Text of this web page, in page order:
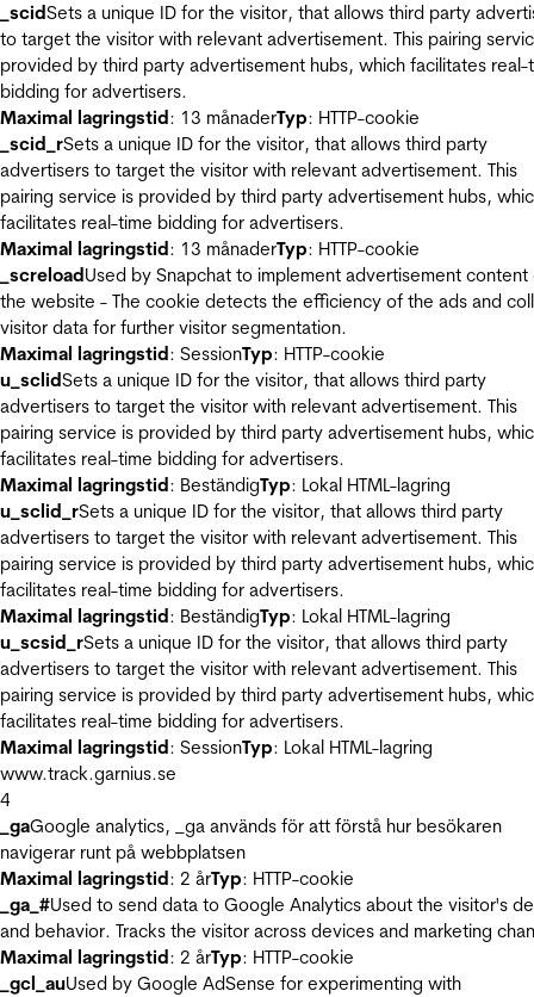
_scidSets a unique ID for the visitor, that allows third party
to target the visitor with relevant advertisement. This pairing
provided by third party advertisement hubs, which facilitates real-
bidding for advertisers.
Maximal lagringstid: 13 månaderTyp: HTTP-cookie
_scid_rSets a unique ID for the visitor, that allows third party
advertisers to target the visitor with relevant advertisement. This
pairing service is provided by third party advertisement hubs,
facilitates real-time bidding for advertisers.
Maximal lagringstid: 13 månaderTyp: HTTP-cookie
_screloadUsed by Snapchat to implement advertisement content
the website - The cookie detects the efficiency of the ads and
visitor data for further visitor segmentation.
Maximal lagringstid: SessionTyp: HTTP-cookie
u_sclidSets a unique ID for the visitor, that allows third party
advertisers to target the visitor with relevant advertisement. This
pairing service is provided by third party advertisement hubs,
facilitates real-time bidding for advertisers.
Maximal lagringstid: BeständigTyp: Lokal HTML-lagring
u_sclid_rSets a unique ID for the visitor, that allows third party
advertisers to target the visitor with relevant advertisement. This
pairing service is provided by third party advertisement hubs,
facilitates real-time bidding for advertisers.
Maximal lagringstid: BeständigTyp: Lokal HTML-lagring
u_scsid_rSets a unique ID for the visitor, that allows third party
advertisers to target the visitor with relevant advertisement. This
pairing service is provided by third party advertisement hubs,
facilitates real-time bidding for advertisers.
Maximal lagringstid: SessionTyp: Lokal HTML-lagring
www.track.garnius.se
4
_gaGoogle analytics, _ga används för att förstå hur besökaren
navigerar runt på webbplatsen
Maximal lagringstid: 2 årTyp: HTTP-cookie
_ga_#Used to send data to Google Analytics about the visitor's
and behavior. Tracks the visitor across devices and marketing
Maximal lagringstid: 2 årTyp: HTTP-cookie
_gcl_auUsed by Google AdSense for experimenting with